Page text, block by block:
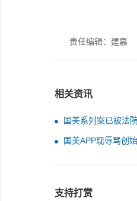
责任编辑：建嘉
相关资讯
国美系列案已被法
国美APP现辱骂创
支持打赏